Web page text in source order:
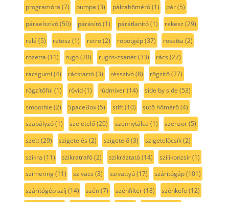
programóra (7) pumpa (3) pálcahőmérő(1) pár(5)
páraelszívó(50) párásító(1) párátlanító(1) rekesz (29)
relé (5) retesz (1) retro(2) robotgép(37) rosetta (2)
rozetta (11) rugó(20) rugós-zsanér(33) rács (27)
rácsgumi (4) rácstartó(3) résszívó(8) rögzítő(27)
rögzítőfül (1) rövid(1) rúdmixer(14) side by side (53)
smoothie (2) SpaceBox(5) stift(10) sutő hőmérő(4)
szabályzó(1) szeletelő(20) szennytálca (1) szenzor(5)
szett(29) szigetelés (2) szigetelő(3) szigetelőcsík(2)
szikra (11) szikratrafó(2) szikráztató(14) szilikonzsír(1)
szimering(11) szivacs (3) szivattyú(17) szárítógép(101)
szárítógép szíj (14) szén(7) szénfilter(18) szénkefe (12)